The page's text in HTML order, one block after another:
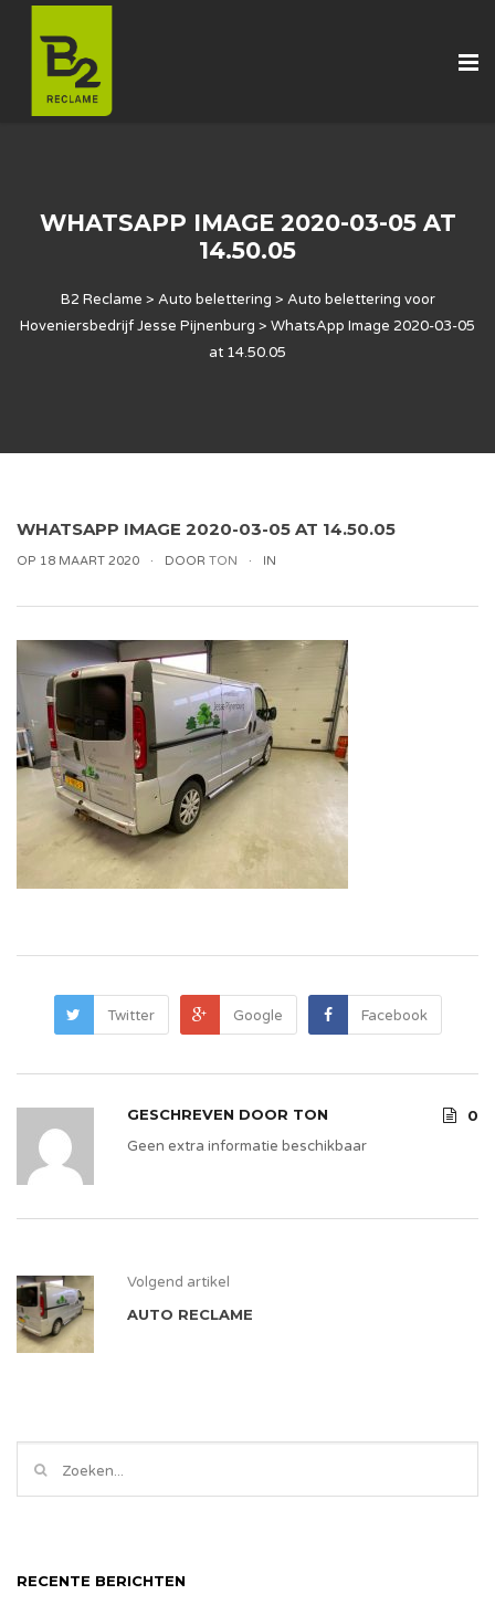
WHATSAPP IMAGE 2020-03-05 AT
14.50.05
B2 Reclame > Auto belettering > Auto belettering voor
Hoveniersbedrijf Jesse Pijnenburg > WhatsApp Image 2020-03-05
at 14.50.05
WHATSAPP IMAGE 2020-03-05 AT 14.50.05
OP 18 MAART 2020 DOOR TON IN
Twitter Google Facebook
GESCHREVEN DOOR TON
0
Geen extra informatie beschikbaar
Volgend artikel
AUTO RECLAME
RECENTE BERICHTEN